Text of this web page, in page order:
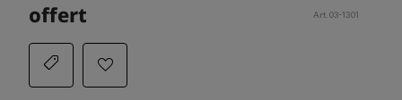
offert Art.03-1301